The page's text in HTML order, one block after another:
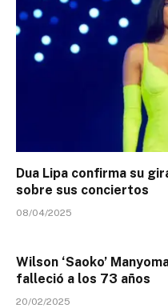
Dua Lipa confirma su
sobre sus conciertos
08/04/2025
Wilson ‘Saoko’
falleció a los 73 años
20/02/2025